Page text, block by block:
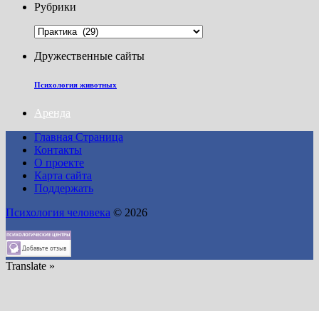
Рубрики
Рубрики
Дружественные сайты
Психология животных
Аренда
Главная Страница
Контакты
О проекте
Карта сайта
Поддержать
Психология человека © 2026
Translate »